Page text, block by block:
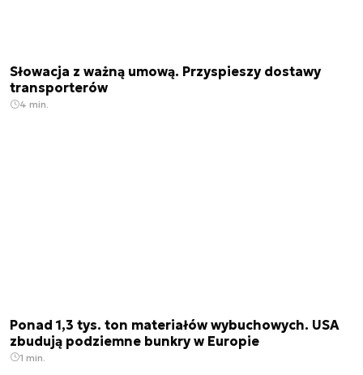
Słowacja z ważną umową. Przyspieszy dostawy
transporterów
4 min.
Ponad 1,3 tys. ton materiałów wybuchowych. USA
zbudują podziemne bunkry w Europie
1 min.